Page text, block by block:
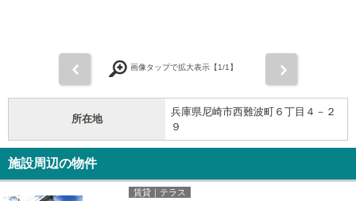
画像タップで拡大表示【1/1】
所在地
兵庫県尼崎市西難波町６丁目４－２
９
施設周辺の物件
賃貸｜テラス